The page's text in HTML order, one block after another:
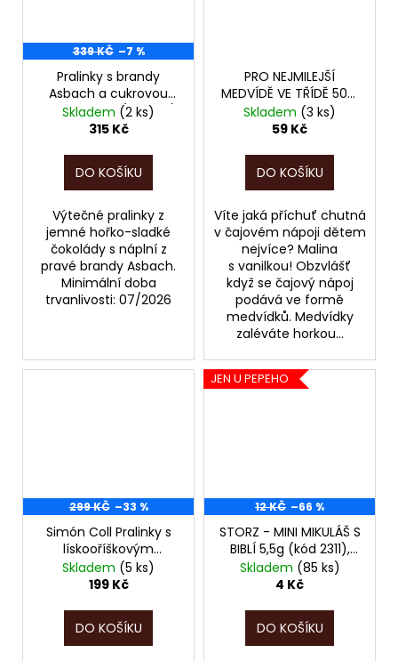
339 KČ –7 %
Pralinky s brandy
Asbach a cukrovou
krustou 250g (kód 2111),
POZOR, EXPIRACE
Skladem (2 ks)
315 Kč
DO KOŠÍKU
Výtečné pralinky z
jemné hořko-sladké
čokolády s náplní z
pravé brandy Asbach.
Minimální doba
trvanlivosti: 07/2026
PRO NEJMILEJŠÍ
MEDVÍDĚ VE TŘÍDĚ 50g,
POZOR, PO EXPIRACI
10/2025!!!
Skladem (3 ks)
59 Kč
DO KOŠÍKU
Víte jaká příchuť chutná
v čajovém nápoji dětem
nejvíce? Malina
s vanilkou! Obzvlášť
když se čajový nápoj
podává ve formě
medvídků. Medvídky
zaléváte horkou...
299 KČ –33 %
Simón Coll Pralinky s
lískooříškovým
krémem - 70% kakaa,
144g (16ks v balení)
EXPIRACI 04/2026!!!
Skladem (5 ks)
199 Kč
DO KOŠÍKU
JEN U PEPEHO
12 KČ –66 %
STORZ - MINI MIKULÁŠ S
BIBLÍ 5,5g (kód 2311),
POZOR, EXPIRACE
BŘEZEN 2026!!!
Skladem (85 ks)
4 Kč
DO KOŠÍKU